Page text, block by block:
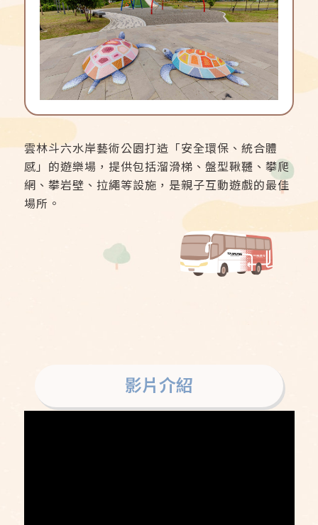
雲林斗六水岸藝術公園打造「安全環保、統合體
感」的遊樂場，提供包括溜滑梯、盤型鞦韆、攀爬
網、攀岩壁、拉繩等設施，是親子互動遊戲的最佳
場所。
影片介紹